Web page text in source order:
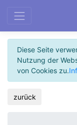
Diese Seite
Nutzung der
von Cookies zu.
zurück